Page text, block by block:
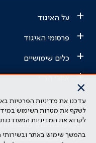
+ על האיגוד
+ פרסומי האיגוד
+ כלים שימושיים
+
הבהרה משפטית: כל נושא
בו ייעוץ רפואי או משפטי.
נזק שעלול להיגרם. כל
בישראל.מדיניות הפרטיות
×
עדכנו את מדיניות הפרטיות
לשקף את מטרות השימוש
לקרוא את המדיניות המעודכנת
בהמשך שימוש באתר